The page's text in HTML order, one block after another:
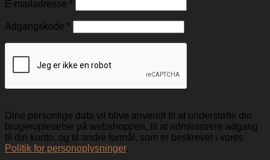
E-mailadresse *
Adgangskode *
Dine personlige data vil blive anvendt til at understøtte din
brugeroplevelse på webshoppen, til at administrere adgang
til din konto, og til andre formål, som er beskrevet i vores
Politik for personoplysninger.